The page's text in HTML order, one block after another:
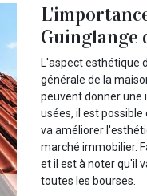
Guinglange
L'aspect esthétique
générale de la
peuvent donner une
usées, il est
va améliorer
marché immobilier.
et il est à noter qu'il
toutes les bourses.